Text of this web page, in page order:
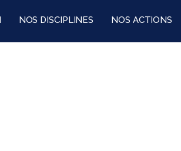
NOS DISCIPLINES NOS ACTIONS